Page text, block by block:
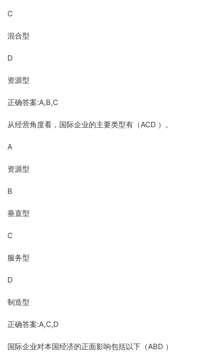
C
混合型
D
资源型
正确答案:A,B,C
从经营角度看，国际企业的主要类型有（ACD ）。
A
资源型
B
垂直型
C
服务型
D
制造型
正确答案:A,C,D
国际企业对本国经济的正面影响包括以下（ABD ）